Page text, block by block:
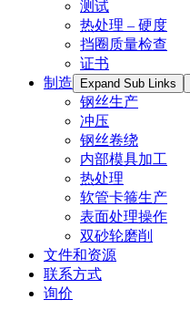
测试
热处理 – 硬度
挡圈质量检查
证书
制造
Expand Sub Links
钢丝生产
冲压
钢丝卷绕
内部模具加工
热处理
软管卡箍生产
表面处理操作
双砂轮磨削
文件和资源
联系方式
询价